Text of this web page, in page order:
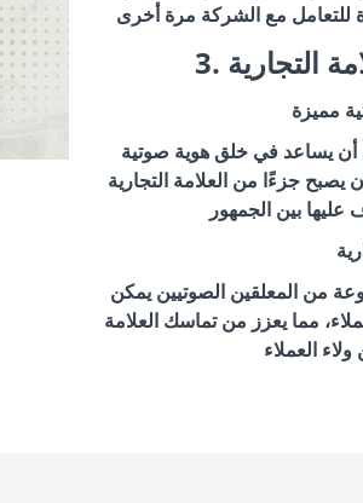
التجارية
مميزة
أن يساعد في خلق هوية صوتية
جزءًا من العلامة التجارية
من المعلقين الصوتيين يمكن
مما يعزز من تماسك العلامة